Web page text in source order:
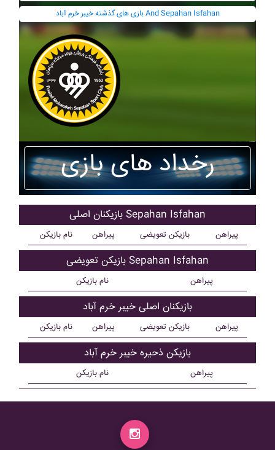
بازی های گذشته خيبر خرم آباد And Sepahan Isfahan
رخداد های بازی
بازیکنان اصلی Sepahan Isfahan
نام بازیکن پیراهن بازیکن تعویضی پیراهن
بازیکن تعویضی Sepahan Isfahan
نام بازیکن پیراهن
بازیکنان اصلی خيبر خرم آباد
نام بازیکن پیراهن بازیکن تعویضی پیراهن
بازیکن ذحیره خيبر خرم آباد
نام بازیکن پیراهن